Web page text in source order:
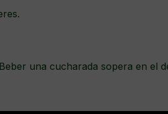
Beber una cucharada sopera en el